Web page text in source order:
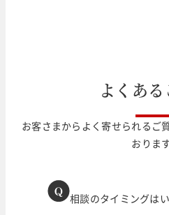
よ く ある
お客さまからよく寄せられるご
おります
相談のタイミングは